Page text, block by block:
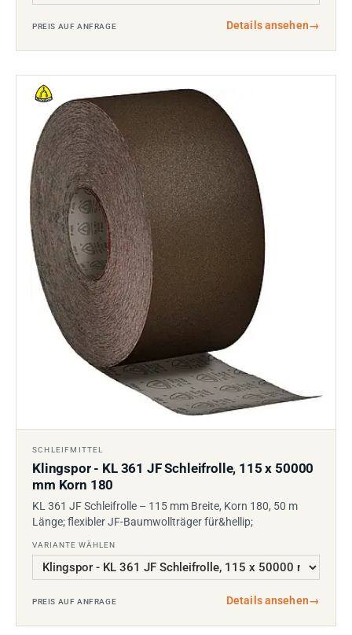
PREIS AUF ANFRAGE Details ansehen→
SCHLEIFMITTEL
Klingspor - KL 361 JF Schleifrolle, 115 x 50000
mm Korn 180
KL 361 JF Schleifrolle – 115 mm Breite, Korn 180, 50 m
Länge; flexibler JF-Baumwollträger für&hellip;
VARIANTE WÄHLEN
PREIS AUF ANFRAGE Details ansehen→